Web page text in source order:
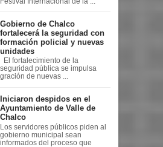
Gobierno de Chalco
fortalecerá la seguridad con
formación policial y nuevas
unidades
El fortalecimiento de la
seguridad pública se impulsa
de nuevas ...
Iniciaron despidos en el
Ayuntamiento de Valle de
Chalco
Los servidores públicos piden al
gobierno municipal sean
informados del proceso que